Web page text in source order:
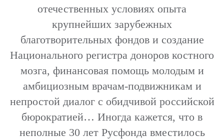
отечественных условиях опыта
крупнейших зарубежных
благотворительных фондов и создание
Национального регистра доноров костного
мозга, финансовая помощь молодым и
амбициозным врачам-подвижникам и
непростой диалог с обидчивой российской
бюрократией… Иногда кажется, что в
неполные 30 лет Русфонда вместилось